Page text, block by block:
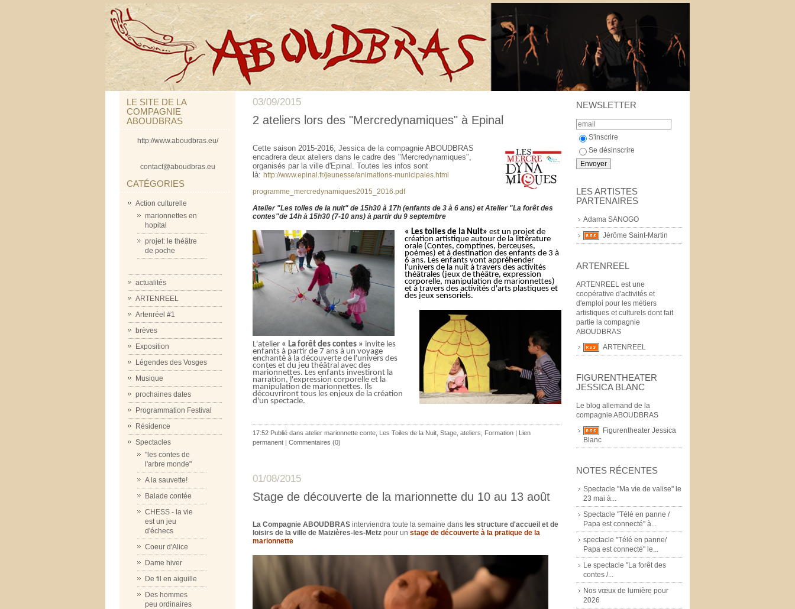
LE SITE DE LA
COMPAGNIE
ABOUDBRAS
http://www.aboudbras.eu/
contact@aboudbras.eu
CATÉGORIES
Action culturelle
marionnettes en
hopital
projet: le théâtre
de poche
actualités
ARTENREEL
Artenréel #1
brèves
Exposition
Légendes des Vosges
Musique
prochaines dates
Programmation Festival
Résidence
Spectacles
"les contes de
l'arbre monde"
A la sauvette!
Balade contée
CHESS - la vie
est un jeu
d'échecs
Coeur d'Alice
Dame hiver
De fil en aiguille
Des hommes
peu ordinaires
NEWSLETTER
S'inscrire
Se désinscrire
LES ARTISTES
PARTENAIRES
Adama SANOGO
Jérôme Saint-Martin
ARTENREEL
ARTENREEL est une
coopérative d'activités et
d'emploi pour les métiers
artistiques et culturels dont fait
partie la compagnie
ABOUDBRAS
ARTENREEL
FIGURENTHEATER
JESSICA BLANC
Le blog allemand de la
compagnie ABOUDBRAS
Figurentheater Jessica
Blanc
NOTES RÉCENTES
Spectacle "Ma vie de valise" le
23 mai à...
Spectacle "Télé en panne /
Papa est connecté" à...
spectacle "Télé en panne/
Papa est connecté" le...
Le spectacle "La forêt des
contes /...
Nos vœux de lumière pour
2026
03/09/2015
2 ateliers lors des "Mercredynamiques" à Epinal
Cette saison 2015-2016, Jessica de la compagnie ABOUDBRAS
encadrera deux ateliers dans le cadre des "Mercredynamiques",
organisés par la ville d'Epinal. Toutes les infos sont
là: http://www.epinal.fr/jeunesse/animations-municipales.html
programme_mercredynamiques2015_2016.pdf
Atelier "Les toiles de la nuit" de 15h30 à 17h (enfants de 3 à 6 ans) et Atelier "La forêt des
contes"de 14h à 15h30 (7-10 ans) à partir du 9 septembre
« Les toiles de la Nuit» est un projet de
création artistique autour de la littérature
orale (Contes, comptines, berceuses,
poèmes) et à destination des enfants de 3 à
6 ans. Les enfants vont appréhender
l'univers de la nuit à travers des activités
théâtrales (jeux de théâtre, expression
corporelle, manipulation de marionnettes)
et à travers des activités d'arts plastiques et
des jeux sensoriels.
L'atelier « La forêt des contes » invite les
enfants à partir de 7 ans à un voyage
enchanté à la découverte de l'univers des
contes et du jeu théâtral avec des
marionnettes. Les enfants investiront la
narration, l'expression corporelle et la
manipulation de marionnettes. Ils
découvriront tous les enjeux de la création
d'un spectacle.
17:52 Publié dans atelier marionnette conte, Les Toiles de la Nuit, Stage, ateliers, Formation
Lien
permanent
Commentaires (0)
01/08/2015
Stage de découverte de la marionnette du 10 au 13 août
La Compagnie ABOUDBRAS interviendra toute la semaine dans les structure d'accueil et de
loisirs de la ville de Maizières-les-Metz pour un stage de découverte à la pratique de la
marionnette